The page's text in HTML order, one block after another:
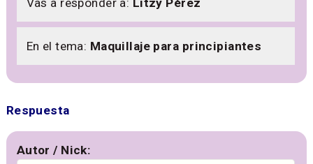
En el tema: Maquillaje para principiantes
Respuesta
Autor / Nick: